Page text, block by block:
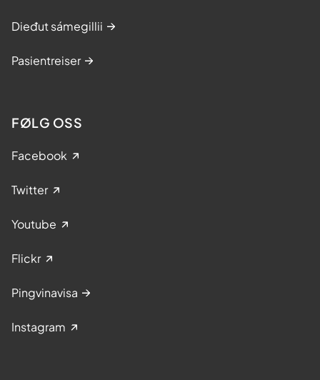
Dieđut sámegillii
Pasientreiser
FØLG OSS
Facebook
Twitter
Youtube
Flickr
Pingvinavisa
Instagram